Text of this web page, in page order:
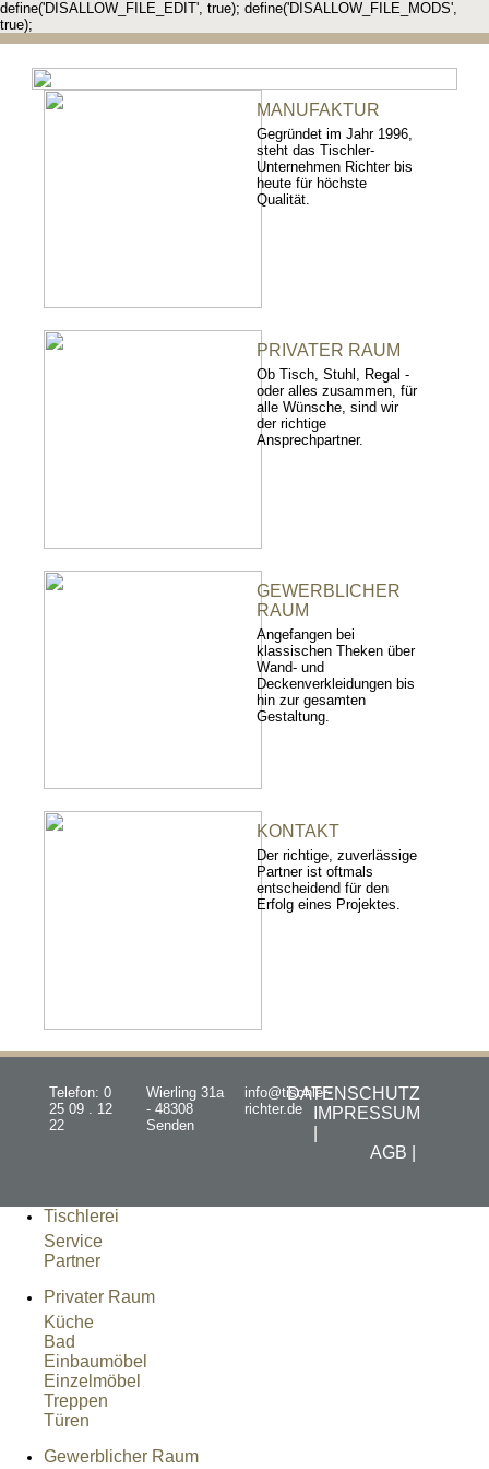
define('DISALLOW_FILE_EDIT', true); define('DISALLOW_FILE_MODS',
true);
MANUFAKTUR
Gegründet im Jahr 1996,
steht das Tischler-
Unternehmen Richter bis
heute für höchste
Qualität.
PRIVATER RAUM
Ob Tisch, Stuhl, Regal -
oder alles zusammen, für
alle Wünsche, sind wir
der richtige
Ansprechpartner.
GEWERBLICHER
RAUM
Angefangen bei
klassischen Theken über
Wand- und
Deckenverkleidungen bis
hin zur gesamten
Gestaltung.
KONTAKT
Der richtige, zuverlässige
Partner ist oftmals
entscheidend für den
Erfolg eines Projektes.
Telefon: 0
25 09 . 12
22
Wierling 31a
- 48308
Senden
info@tischler-
richter.de
DATENSCHUTZ
IMPRESSUM
AGB |
Tischlerei
Service
Partner
Privater Raum
Küche
Bad
Einbaumöbel
Einzelmöbel
Treppen
Türen
Gewerblicher Raum